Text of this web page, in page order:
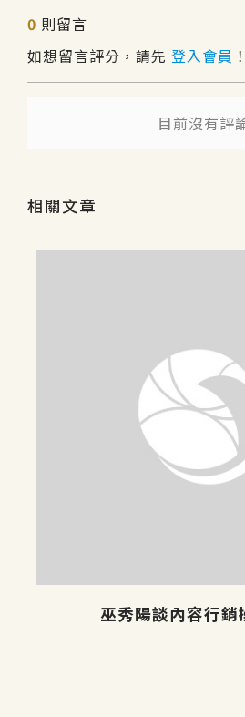
0 則留言
如想留言評分，請先 登入會員 ！
目前沒有評
相關文章
巫秀陽談內容行銷